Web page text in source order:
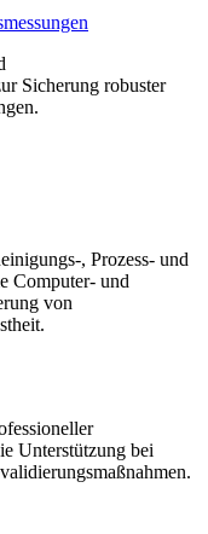
Sicherung robuster
, Prozess- und
Computer- und
von
Unterstützung bei